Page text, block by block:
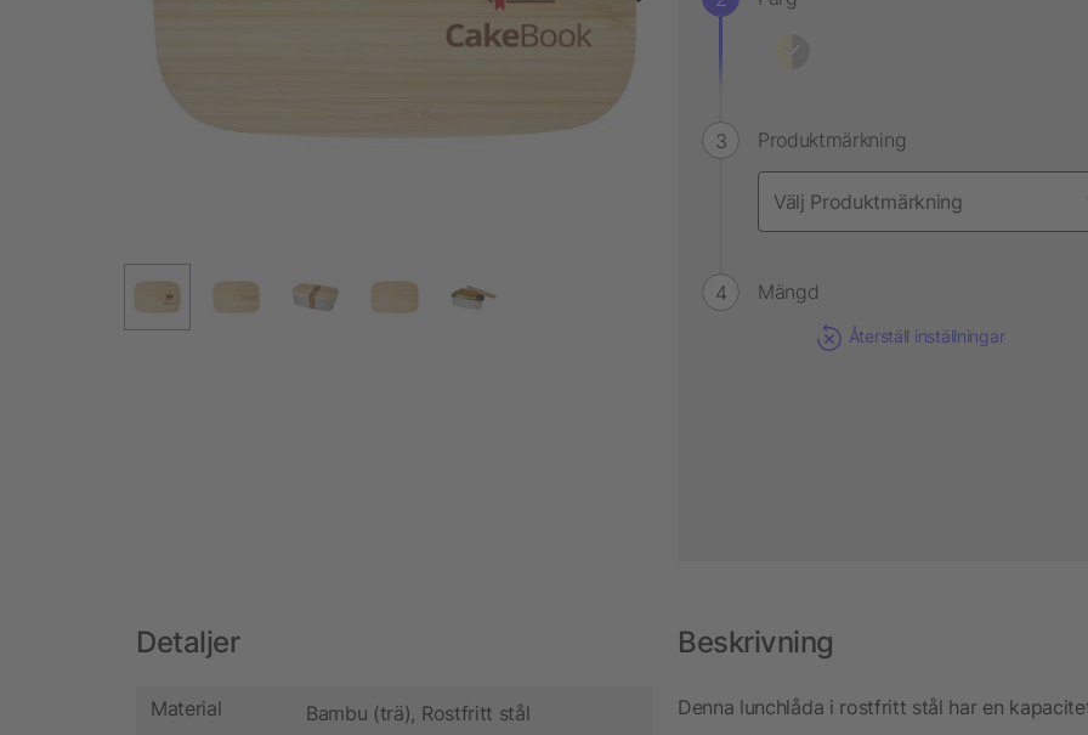
Produktmärkning
Mängd
Återställ inställningar
Detaljer
Material Bambu (trä), Rostfritt stål
Beskrivning
Denna lunchlåda i rostfritt stål har en